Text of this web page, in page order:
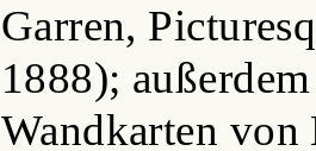
Garren,
1888);
Wandkarten